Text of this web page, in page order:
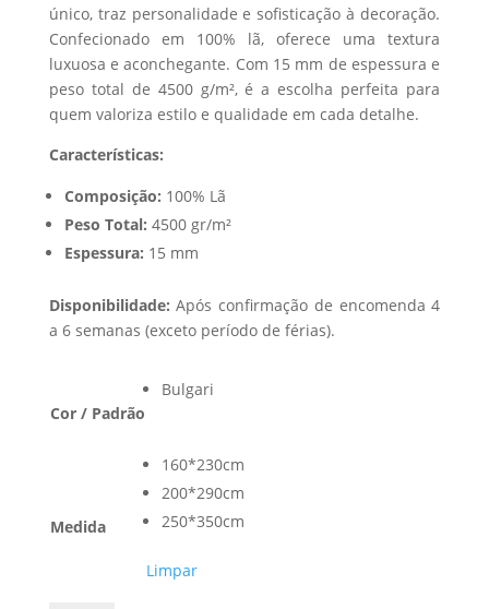
1147,00 €
único, traz personalidade e sofisticação à decoração.
Confecionado em 100% lã, oferece uma textura
luxuosa e aconchegante. Com 15 mm de espessura e
peso total de 4500 g/m², é a escolha perfeita para
quem valoriza estilo e qualidade em cada detalhe.
Características:
Composição: 100% Lã
Peso Total: 4500 gr/m²
Espessura: 15 mm
Disponibilidade:Após confirmação de encomenda 4
a 6 semanas (exceto período de férias).
Cor / Padrão
Bulgari
Medida
160*230cm
200*290cm
250*350cm
Limpar